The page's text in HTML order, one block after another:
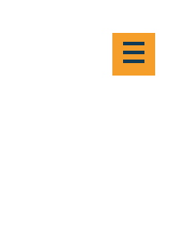
Haupt-
öffnen